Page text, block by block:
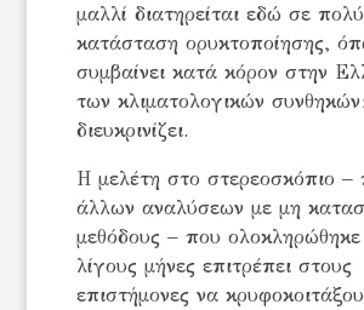
μαλλί διατηρείται εδώ σε
κατάσταση ορυκτοποίησης,
συμβαίνει κατά κόρον στην
των κλιματολογικών
διευκρινίζει.
Η μελέτη στο στερεοσκόπιο –
άλλων αναλύσεων με μη
μεθόδους – που
λίγους μήνες επιτρέπει στους
επιστήμονες να